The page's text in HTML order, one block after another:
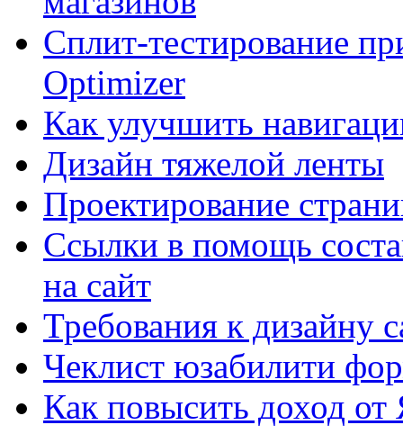
Сплит-тестирование
Optimizer
Как улучшить
Дизайн тяжелой ленты
Проектирование
Ссылки в помощь
на сайт
Требования к дизайну
Чеклист юзабилити
Как повысить доход